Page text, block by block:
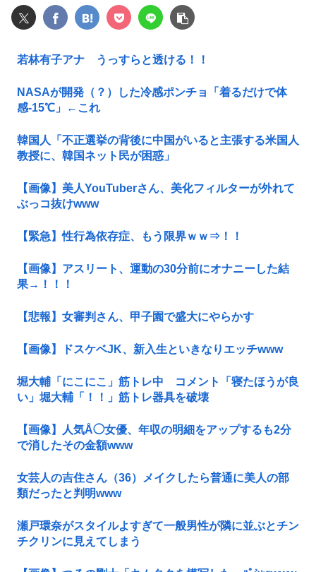
若林有子アナ うっすらと透ける！！
NASAが開発（？）した冷感ポンチョ「着るだけで体
感-15℃」←これ
韓国人「不正選挙の背後に中国がいると主張する米国人
教授に、韓国ネット民が困惑」
【画像】美人YouTuberさん、美化フィルターが外れて
ぶっコ抜けwww
【緊急】性行為依存症、もう限界ｗｗ⇒！！
【画像】アスリート、運動の30分前にオナニーした結
果→！！！
【悲報】女審判さん、甲子園で盛大にやらかす
【画像】ドスケベJK、新入生といきなりエッチwww
堀大輔「にこにこ」筋トレ中 コメント「寝たほうが良
い」堀大輔「！！」筋トレ器具を破壊
【画像】人気Å◯女優、年収の明細をアップするも2分
で消したその金額www
女芸人の吉住さん（36）メイクしたら普通に美人の部
類だったと判明www
瀬戸環奈がスタイルよすぎて一般男性が隣に並ぶとチン
チクリンに見えてしまう